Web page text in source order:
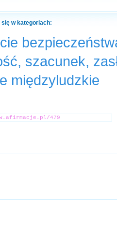
w kategoriach:
szacunek,
międzyludzkie